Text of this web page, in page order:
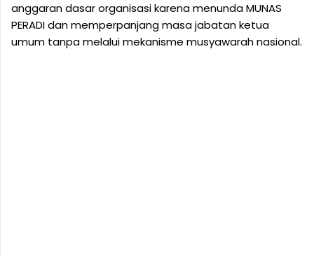
anggaran dasar organisasi karena menunda MUNAS
PERADI dan memperpanjang masa jabatan ketua
umum tanpa melalui mekanisme musyawarah nasional.